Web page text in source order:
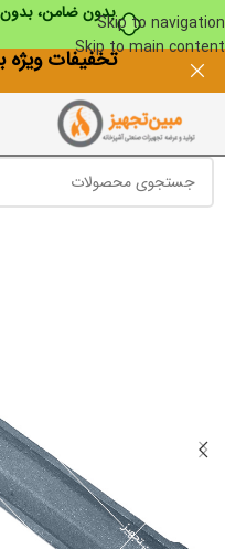
بدون ضامن،Skip to navigation
Skip to main content
تخفیفات